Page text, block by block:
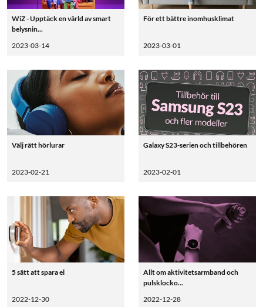
WiZ - Upptäck en värld av smart
belysnin...
2023-03-14
För ett bättre inomhusklimat
2023-03-01
Välj rätt hörlurar
2023-02-21
Galaxy S23-serien och tillbehören
2023-02-01
5 sätt att spara el
2022-12-30
Allt om aktivitetsarmband och
pulsklocko...
2022-12-28